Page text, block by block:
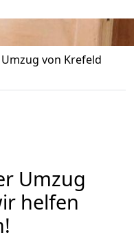
Umzug von Krefeld
Umzug
helfen
!